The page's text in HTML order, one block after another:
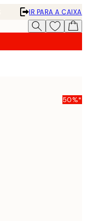
IR PARA A CAIXA
50%*